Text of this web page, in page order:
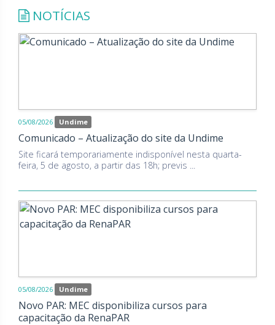
NOTÍCIAS
05/08/2026 Undime
Comunicado – Atualização do site da Undime
Site ficará temporariamente indisponível nesta quarta-
feira, 5 de agosto, a partir das 18h; previs ...
05/08/2026 Undime
Novo PAR: MEC disponibiliza cursos para
capacitação da RenaPAR